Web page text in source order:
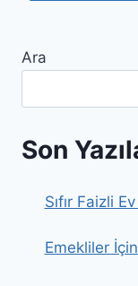
Ara
Son
Sıfır Faizli
Emekliler